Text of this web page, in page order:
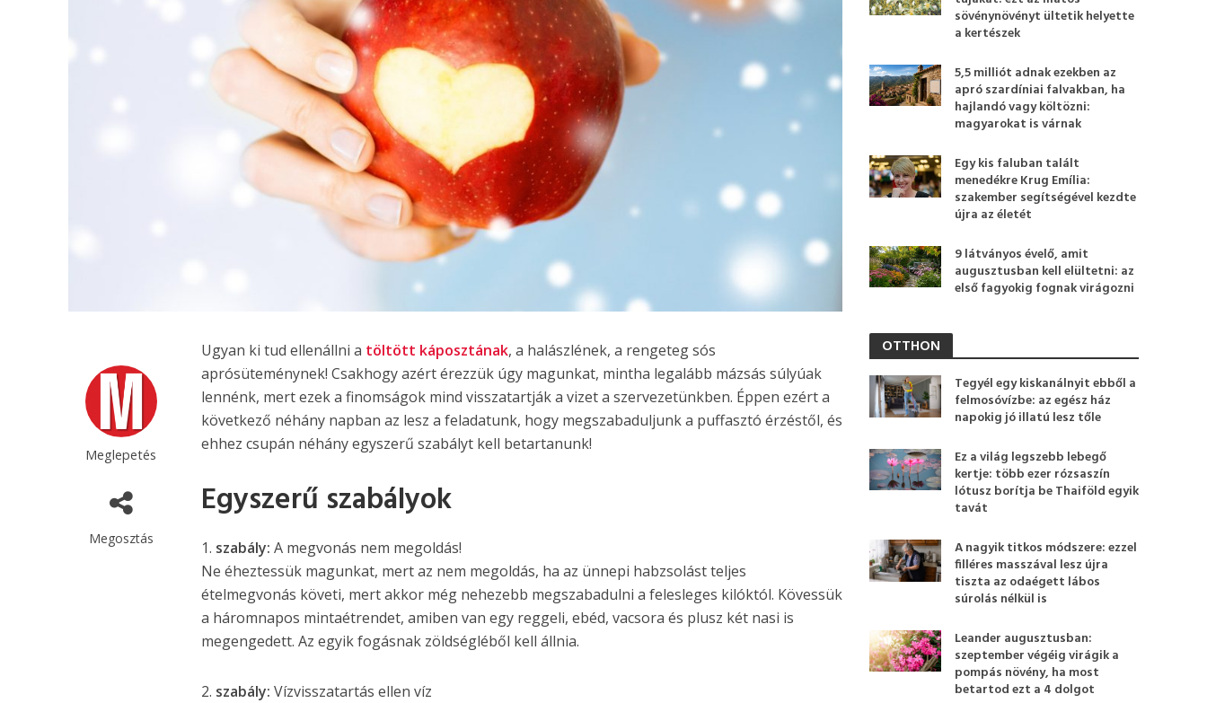
Meglepetés
Megosztás
Ugyan ki tud ellenállni a töltött káposztának, a halászlének, a rengeteg sós
aprósüteménynek! Csakhogy azért érezzük úgy magunkat, mintha legalább mázsás súlyúak
lennénk, mert ezek a finomságok mind visszatartják a vizet a szervezetünkben. Éppen ezért a
következő néhány napban az lesz a feladatunk, hogy megszabaduljunk a puffasztó érzéstől, és
ehhez csupán néhány egyszerű szabályt kell betartanunk!
Egyszerű szabályok
1. szabály: A megvonás nem megoldás!
Ne éheztessük magunkat, mert az nem megoldás, ha az ünnepi habzsolást teljes
ételmegvonás követi, mert akkor még nehezebb megszabadulni a felesleges kilóktól. Kövessük
a háromnapos mintaétrendet, amiben van egy reggeli, ebéd, vacsora és plusz két nasi is
megengedett. Az egyik fogásnak zöldségléből kell állnia.
2. szabály: Vízvisszatartás ellen víz
sövénynövényt ültetik helyette
a kertészek
5,5 milliót adnak ezekben az
apró szardíniai falvakban, ha
hajlandó vagy költözni:
magyarokat is várnak
Egy kis faluban talált
menedékre Krug Emília:
szakember segítségével kezdte
újra az életét
9 látványos évelő, amit
augusztusban kell elültetni: az
első fagyokig fognak virágozni
OTTHON
Tegyél egy kiskanálnyit ebből a
felmosóvízbe: az egész ház
napokig jó illatú lesz tőle
Ez a világ legszebb lebegő
kertje: több ezer rózsaszín
lótusz borítja be Thaiföld egyik
tavát
A nagyik titkos módszere: ezzel
filléres masszával lesz újra
tiszta az odaégett lábos
súrolás nélkül is
Leander augusztusban:
szeptember végéig virágik a
pompás növény, ha most
betartod ezt a 4 dolgot